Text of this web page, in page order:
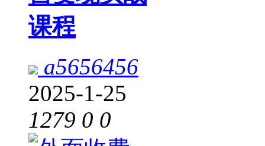
课程
a5656456
2025-1-25
1279 0 0